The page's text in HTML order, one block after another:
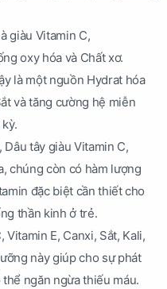
giàu Vitamin C,
oxy hóa và Chất xơ.
là một nguồn Hydrat hóa
và tăng cường hệ miễn
tây giàu Vitamin C,
chúng còn có hàm lượng
đặc biệt cần thiết cho
thần kinh ở trẻ.
E, Canxi, Sắt, Kali,
này giúp cho sự phát
ngăn ngừa thiếu máu.